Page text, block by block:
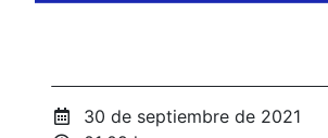
30 de septiembre de 2021